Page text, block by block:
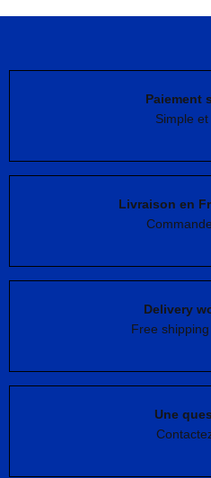
Paiement
Simple
Livraison en
Delivery
Free
Une